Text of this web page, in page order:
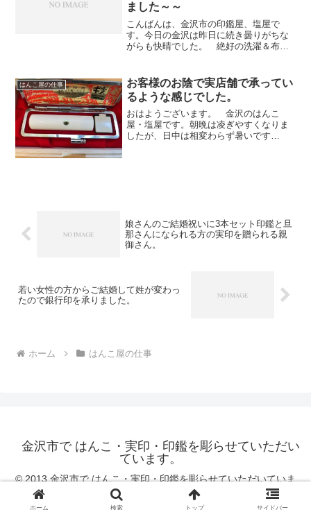
ました～～
こんばんは、金沢市の印鑑屋、塩屋で
す。今日の金沢は昨日に続き曇りがちな
がらも快晴でした。 絶好の洗濯＆布団
た。お話を伺うと、ご自宅は野々市市で
お勤め先は金沢市内という事で...
はんこ屋の仕事
お客様のお陰で実店舗で承ってい
るような感じでした。
おはようございます。 金沢のはんこ
屋・塩屋です。朝晩は凌ぎやすくなりま
したが、日中は相変わらず暑いです
娘さんのご結婚祝いに3本セット印鑑と旦
那さんになられる方の実印を贈られる親
御さん。
若い女性の方からご結婚して姓が変わっ
たので銀行印を承りました。
ホーム はんこ屋の仕事
金沢市で はんこ・実印・印鑑を彫らせていただい
ています。
© 2013 金沢市で はんこ・実印・印鑑を彫らせていただいていま
ホーム 検索 トップ サイドバー